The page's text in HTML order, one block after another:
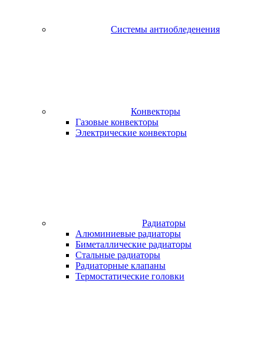
Системы антиобледенения
Конвекторы
Газовые конвекторы
Электрические конвекторы
Радиаторы
Алюминиевые радиаторы
Биметаллические радиаторы
Стальные радиаторы
Радиаторные клапаны
Термостатические головки